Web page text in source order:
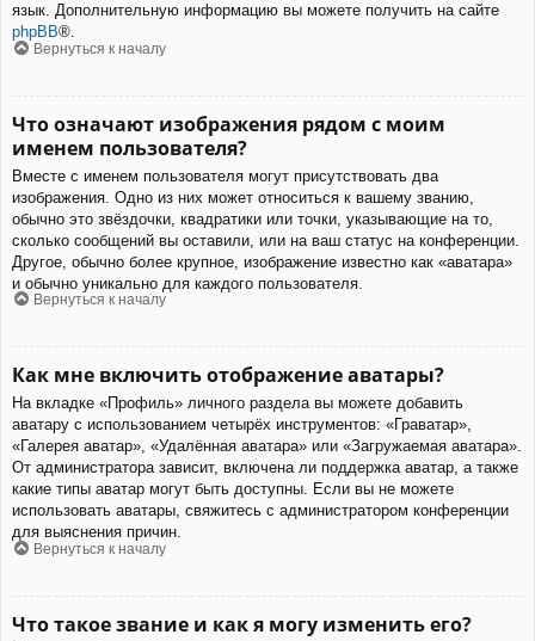
язык. Дополнительную информацию вы можете получить на сайте
phpBB®.
Вернуться к началу
Что означают изображения рядом с моим
именем пользователя?
Вместе с именем пользователя могут присутствовать два
изображения. Одно из них может относиться к вашему званию,
обычно это звёздочки, квадратики или точки, указывающие на то,
сколько сообщений вы оставили, или на ваш статус на конференции.
Другое, обычно более крупное, изображение известно как «аватара»
и обычно уникально для каждого пользователя.
Вернуться к началу
Как мне включить отображение аватары?
На вкладке «Профиль» личного раздела вы можете добавить
аватару с использованием четырёх инструментов: «Граватар»,
«Галерея аватар», «Удалённая аватара» или «Загружаемая аватара».
От администратора зависит, включена ли поддержка аватар, а также
какие типы аватар могут быть доступны. Если вы не можете
использовать аватары, свяжитесь с администратором конференции
для выяснения причин.
Вернуться к началу
Что такое звание и как я могу изменить его?